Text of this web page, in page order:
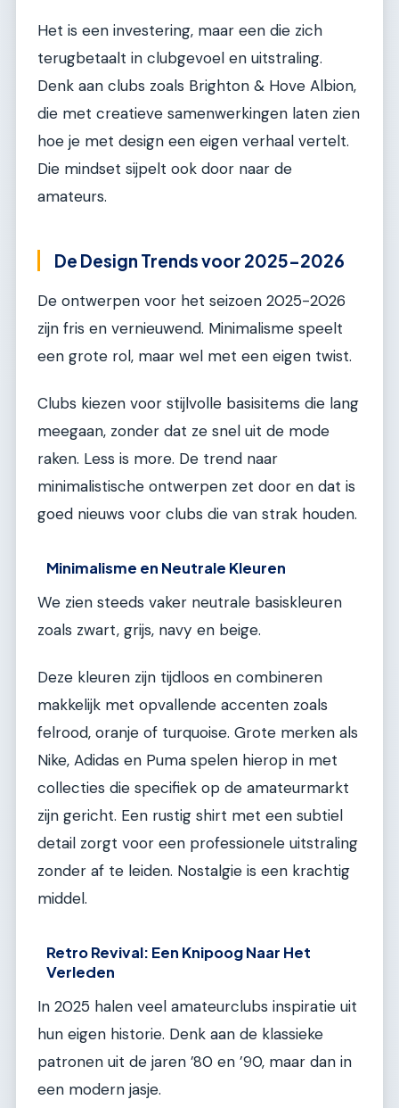
Het is een investering, maar een die zich
terugbetaalt in clubgevoel en uitstraling.
Denk aan clubs zoals Brighton & Hove Albion,
die met creatieve samenwerkingen laten zien
hoe je met design een eigen verhaal vertelt.
Die mindset sijpelt ook door naar de
amateurs.
De Design Trends voor 2025-2026
De ontwerpen voor het seizoen 2025-2026
zijn fris en vernieuwend. Minimalisme speelt
een grote rol, maar wel met een eigen twist.
Clubs kiezen voor stijlvolle basisitems die lang
meegaan, zonder dat ze snel uit de mode
raken. Less is more. De trend naar
minimalistische ontwerpen zet door en dat is
goed nieuws voor clubs die van strak houden.
Minimalisme en Neutrale Kleuren
We zien steeds vaker neutrale basiskleuren
zoals zwart, grijs, navy en beige.
Deze kleuren zijn tijdloos en combineren
makkelijk met opvallende accenten zoals
felrood, oranje of turquoise. Grote merken als
Nike, Adidas en Puma spelen hierop in met
collecties die specifiek op de amateurmarkt
zijn gericht. Een rustig shirt met een subtiel
detail zorgt voor een professionele uitstraling
zonder af te leiden. Nostalgie is een krachtig
middel.
Retro Revival: Een Knipoog Naar Het
Verleden
In 2025 halen veel amateurclubs inspiratie uit
hun eigen historie. Denk aan de klassieke
patronen uit de jaren ’80 en ’90, maar dan in
een modern jasje.